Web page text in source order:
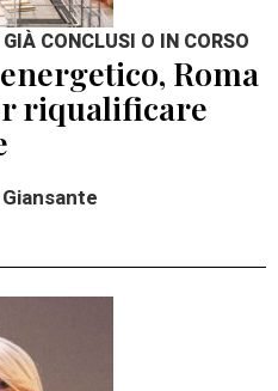
CONCLUSI O IN CORSO
Roma
riqualificare